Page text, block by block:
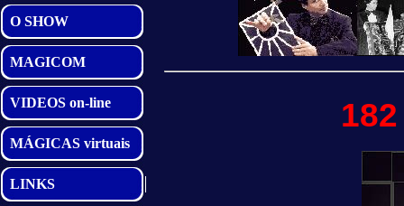
O SHOW
MAGICOM
VIDEOS on-line
MÁGICAS virtuais
LINKS